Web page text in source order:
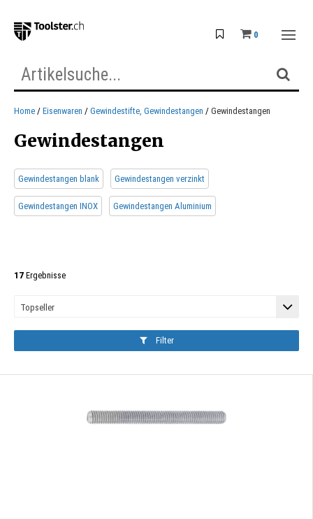
0
Home Eisenwaren Gewindestifte, Gewindestangen Gewindestangen
Gewindestangen
Gewindestangen blank Gewindestangen verzinkt
Gewindestangen INOX Gewindestangen Aluminium
17 Ergebnisse
Filter